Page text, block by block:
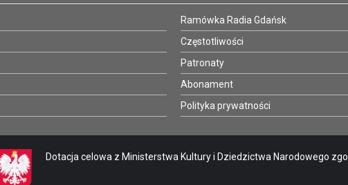
Ramówka Radia Gdańsk
Częstotliwości
Patronaty
Abonament
Polityka prywatności
Dotacja celowa z Ministerstwa Kultury i Dziedzictwa Narodowego